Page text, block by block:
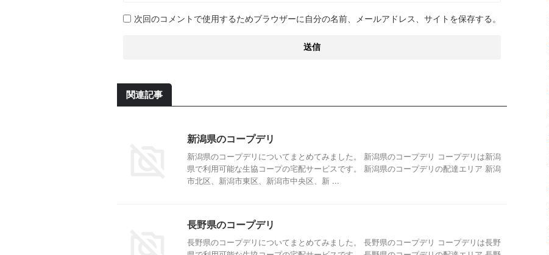
次回のコメントで使用するためブラウザーに自分の名前、メールアドレス、サイトを保存する。
関連記事
新潟県のコープデリ
新潟県のコープデリについてまとめてみました。 新潟県のコープデリ コープデリは新潟
県で利用可能な生協コープの宅配サービスです。 新潟県のコープデリの配達エリア 新潟
市北区、新潟市東区、新潟市中央区、新 ...
長野県のコープデリ
長野県のコープデリについてまとめてみました。 長野県のコープデリ コープデリは長野